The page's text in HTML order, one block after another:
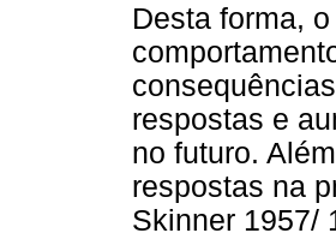
Desta forma,
respostas e
no futuro.
respostas na
Skinner 1957/